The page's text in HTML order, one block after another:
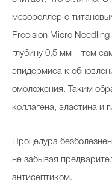
мезороллер с
Precision Micro
глубину 0,5 мм – тем
эпидермиса к
омоложения. Таким
коллагена, эластина и
Процедура
не забывая
антисептиком.